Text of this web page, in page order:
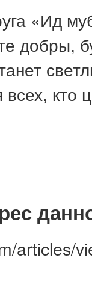
«Ид
добры,
кто
articles/